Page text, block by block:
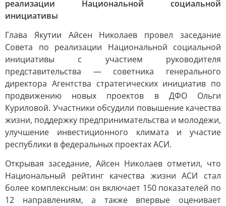
реализации Национальной социальной
инициативы
Глава Якутии Айсен Николаев провел заседание
Совета по реализации Национальной социальной
инициативы с участием руководителя
представительства — советника генерального
директора Агентства стратегических инициатив по
продвижению новых проектов в ДФО Ольги
Куриловой. Участники обсудили повышение качества
жизни, поддержку предпринимательства и молодежи,
улучшение инвестиционного климата и участие
республики в федеральных проектах АСИ.
Открывая заседание, Айсен Николаев отметил, что
Национальный рейтинг качества жизни АСИ стал
более комплексным: он включает 150 показателей по
12 направлениям, а также впервые оценивает